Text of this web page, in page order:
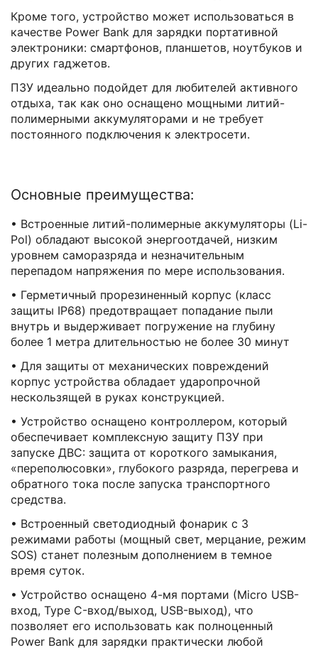
Кроме того, устройство может использоваться в
качестве Power Bank для зарядки портативной
электроники: смартфонов, планшетов, ноутбуков и
других гаджетов.
ПЗУ идеально подойдет для любителей активного
отдыха, так как оно оснащено мощными литий-
полимерными аккумуляторами и не требует
постоянного подключения к электросети.
Основные преимущества:
• Встроенные литий-полимерные аккумуляторы (Li-
Pol) обладают высокой энергоотдачей, низким
уровнем саморазряда и незначительным
перепадом напряжения по мере использования.
• Герметичный прорезиненный корпус (класс
защиты IP68) предотвращает попадание пыли
внутрь и выдерживает погружение на глубину
более 1 метра длительностью не более 30 минут
• Для защиты от механических повреждений
корпус устройства обладает ударопрочной
нескользящей в руках конструкцией.
• Устройство оснащено контроллером, который
обеспечивает комплексную защиту ПЗУ при
запуске ДВС: защита от короткого замыкания,
«переполюсовки», глубокого разряда, перегрева и
обратного тока после запуска транспортного
средства.
• Встроенный светодиодный фонарик с 3
режимами работы (мощный свет, мерцание, режим
SOS) станет полезным дополнением в темное
время суток.
• Устройство оснащено 4-мя портами (Мicro USB-
вход, Type C-вход/выход, USB-выход), что
позволяет его использовать как полноценный
Power Bank для зарядки практически любой